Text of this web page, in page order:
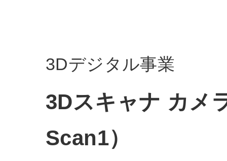
3Dデジタル事業
3Dスキャナ カメ
Scan1）